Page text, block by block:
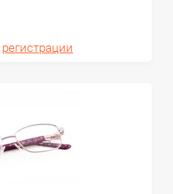
регистрации